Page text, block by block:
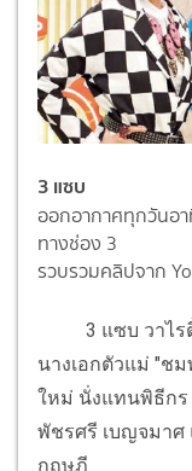
3 แซบ
ออกอากาศทุกวันอา
ทางช่อง 3
รวบรวมคลิปจาก
3 แซบ วาไรตี้
นางเอกตัวแม่ "ช
ใหม่ นั่งแทนพิธีก
พัชรศรี เบญจมาศ
กฤษฎี